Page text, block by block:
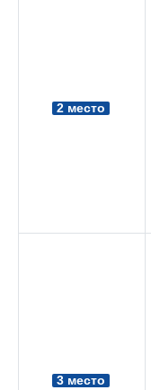
2 место
3 место